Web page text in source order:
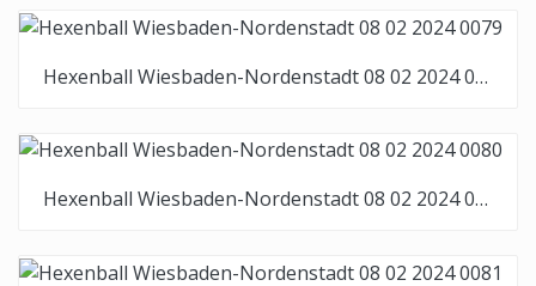
Hexenball Wiesbaden-Nordenstadt 08 02 2024 0079
Hexenball Wiesbaden-Nordenstadt 08 02 2024 0080